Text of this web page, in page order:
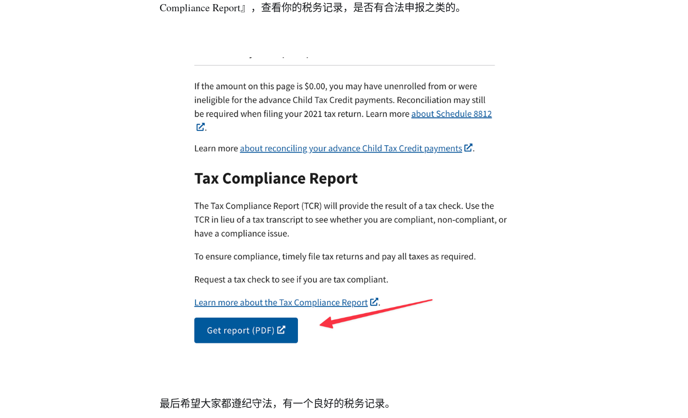
Compliance Report』，查看你的税务记录，是否有合法申报之类的。
最后希望大家都遵纪守法，有一个良好的税务记录。